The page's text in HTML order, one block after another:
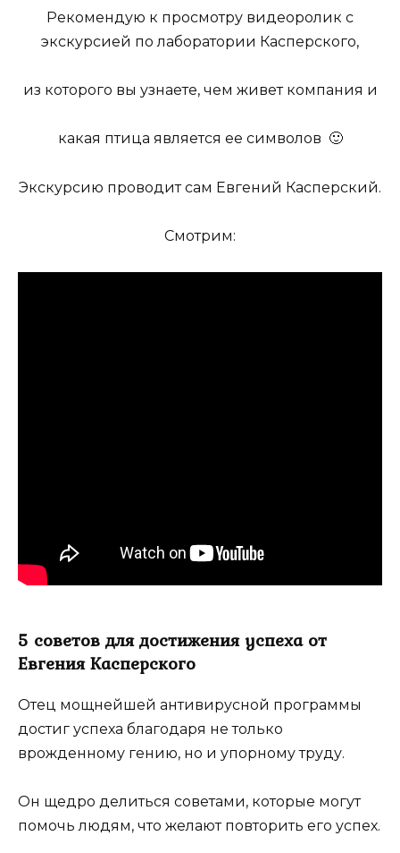
Рекомендую к просмотру видеоролик с
экскурсией по лаборатории Касперского,
из которого вы узнаете, чем живет компания и
какая птица является ее символов 🙂
Экскурсию проводит сам Евгений Касперский.
Смотрим:
5 советов для достижения успеха от
Евгения Касперского
Отец мощнейшей антивирусной программы
достиг успеха благодаря не только
врожденному гению, но и упорному труду.
Он щедро делиться советами, которые могут
помочь людям, что желают повторить его успех.